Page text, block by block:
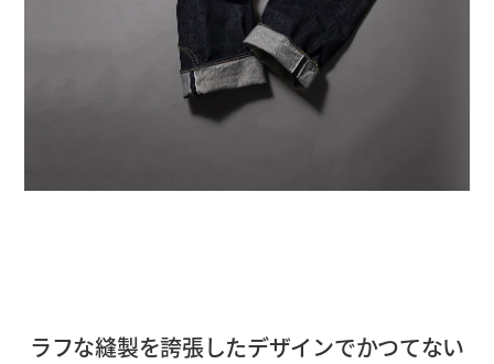
ラフな縫製を誇張したデザインでかつてない